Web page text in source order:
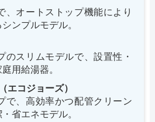
、オートストップ機能により
ンプルモデル。
のスリムモデルで、設置性・
用給湯器。
エコジョーズ）
で、高効率かつ配管クリーン
省エネモデル。